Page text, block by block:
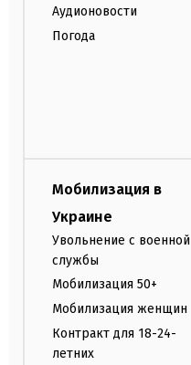
Аудионовости
Погода
Мобилизация в
Украине
Увольнение с военной
службы
Мобилизация 50+
Мобилизация женщин
Контракт для 18-24-
летних